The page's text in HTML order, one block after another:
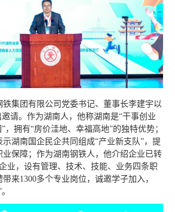
集团有限公司党委书记、董事长李建宇以
请。作为湖南人，他称湖南是“干事创业
，拥有“房价洼地、幸福高地”的独特优势；
湖南国企民企共同组成“产业新支队”，提
保障；作为湖南钢铁人，他介绍企业已转
业，设有管理、技术、技能、业务四条职
来1300多个专业岗位，诚邀学子加入，